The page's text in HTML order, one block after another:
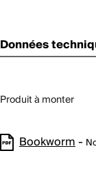
Données
Produit à monter
Bookworm-